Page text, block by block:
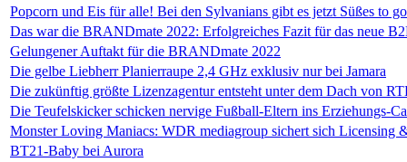
Popcorn und Eis für alle! Bei den Sylvanians gibt es jetzt Süßes to
Das war die BRANDmate 2022: Erfolgreiches Fazit für das neue
Gelungener Auftakt für die BRANDmate 2022
Die gelbe Liebherr Planierraupe 2,4 GHz exklusiv nur bei Jamara
Die zukünftig größte Lizenzagentur entsteht unter dem Dach von
Die Teufelskicker schicken nervige Fußball-Eltern ins Erziehungs-
Monster Loving Maniacs: WDR mediagroup sichert sich Licensing
BT21-Baby bei Aurora